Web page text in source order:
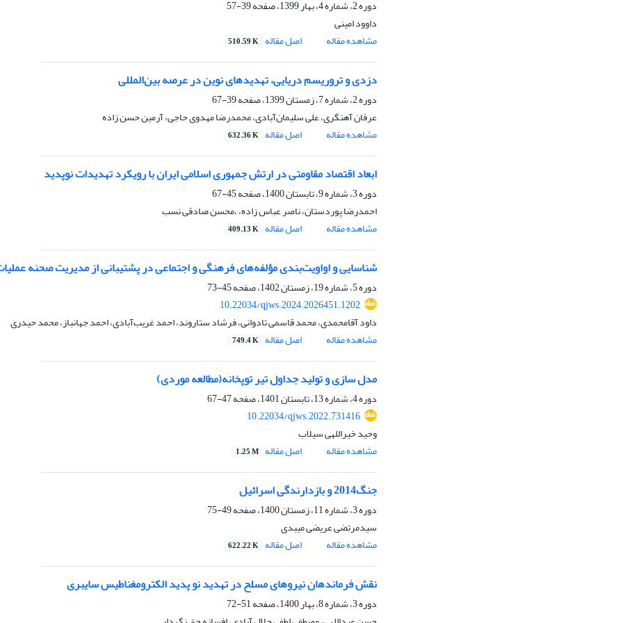
دوره 2، شماره 4، بهار 1399، صفحه
39-57
داوود امینی
مشاهده مقاله
اصل مقاله 510.59 K
دزدی و تروریسم دریایی، تهدیدهای نوین در عرصه بین‌المللی
دوره 2، شماره 7، زمستان 1399، صفحه
39-67
عرفان آهنگری، علی سلیمان‌آبادی، محمدرضا مهدوی حاجی، آرمین حسن زاده
مشاهده مقاله
اصل مقاله 632.36 K
ابعاد اقتصاد مقاومتی در ارتش جمهوری اسلامی ایران با رویکرد تهدیدات نوپدید
دوره 3، شماره 9، تابستان 1400، صفحه
45-67
احمدرضا پوردستان، ناصر عباس زاده، ،محسن صادقی نسب
مشاهده مقاله
اصل مقاله 409.13 K
شناسایی و اواویت‌بندی مؤلفه‌‌های فرهنگی و اجتماعی در پشتیبانی از مدیریت صحنه
دوره 5، شماره 19، زمستان 1402، صفحه
45-73
10.22034/qjws.2024.2026451.1202
داود آقامحمدی، محمد قاسمی تادوانی، فرشاد ستاروند، احمد غریب‌آبادی، احمد جهانباز، محمد حیدری
مشاهده مقاله
اصل مقاله 749.4 K
مدل سازی و تولید جداول تیر توپخانه(مطالعه موردی)
دوره 4، شماره 13، تابستان 1401، صفحه
47-67
10.22034/qjws.2022.731416
وحید خیراللهی سیلاب
مشاهده مقاله
اصل مقاله 1.25 M
جنگ2014 و بازدارندگی اسرائیل
دوره 3، شماره 11، زمستان 1400، صفحه
49-75
سیدمرتضی عریضی میبدی
مشاهده مقاله
اصل مقاله 622.22 K
نقش فرماندهان نیروهای مسلح در تهدید نو پدید الکترومغناطیس سایبری
دوره 3، شماره 8، بهار 1400، صفحه
51-72